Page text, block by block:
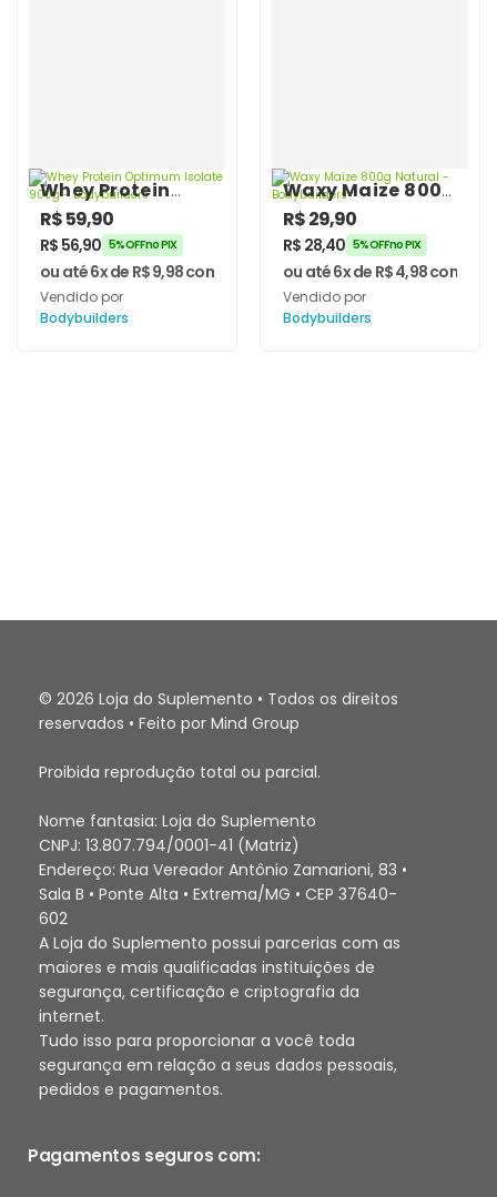
Whey Protein
Optimum Isolate
900g –
Bodybuilders
R$59,90
R$ 56,90 5% OFF no PIX
ou até 6x de R$9,98com juros
Vendido por
Bodybuilders
Waxy Maize 800g
Natural –
Bodybuilders
R$29,90
R$ 28,40 5% OFF no PIX
ou até 6x de R$4,98com
Vendido por
Bodybuilders
© 2026 Loja do Suplemento • Todos os direitos
reservados • Feito por Mind Group
Proibida reprodução total ou parcial.
Nome fantasia: Loja do Suplemento
CNPJ: 13.807.794/0001-41 (Matriz)
Endereço: Rua Vereador Antônio Zamarioni, 83 •
Sala B • Ponte Alta • Extrema/MG • CEP 37640-
602
A Loja do Suplemento possui parcerias com as
maiores e mais qualificadas instituições de
segurança, certificação e criptografia da
internet.
Tudo isso para proporcionar a você toda
segurança em relação a seus dados pessoais,
pedidos e pagamentos.
Pagamentos seguros com: